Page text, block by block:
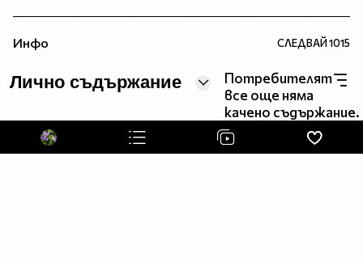
Инфо СЛЕДВАЙ1015
Лично съдържание
Потребителят
все още няма
качено съдържание.